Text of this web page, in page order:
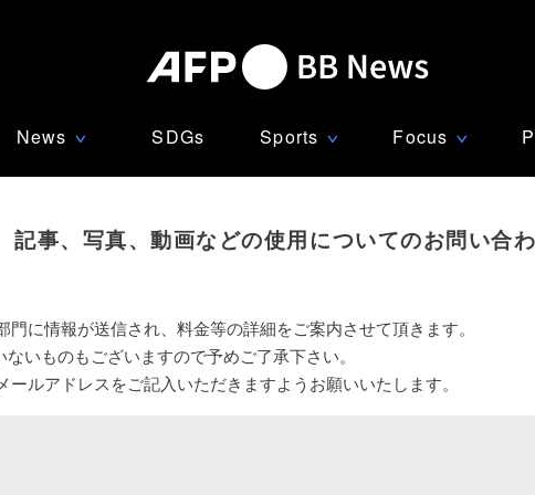
News ∨ SDGs Sports ∨ Focus ∨
記事、写真、動画などの使用についてのお問い合
に情報が送信され、料金等の詳細をご案内させて頂きます。
いものもございますので予めご了承下さい。
ルアドレスをご記入いただきますようお願いいたします。